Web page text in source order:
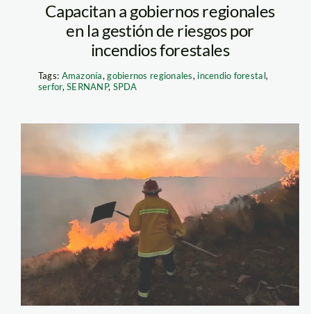
Capacitan a gobiernos regionales
en la gestión de riesgos por
incendios forestales
Tags: Amazonía,gobiernos regionales, incendio forestal,
serfor,SERNANP, SPDA
incendio-forestal
—agencia-andina